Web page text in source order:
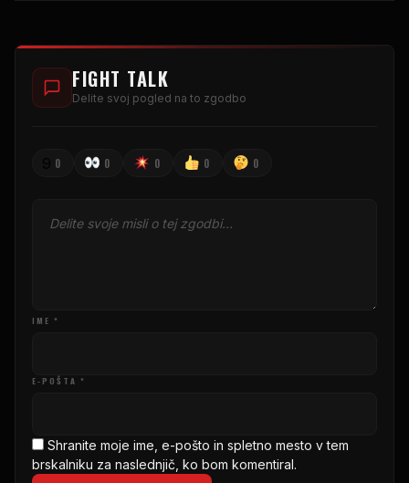
FIGHT TALK
Delite svoj pogled na to zgodbo
0 0 0 0 0
IME *
E-POŠTA *
Shranite moje ime, e-pošto in spletno mesto v tem
brskalniku za naslednjič, ko bom komentiral.